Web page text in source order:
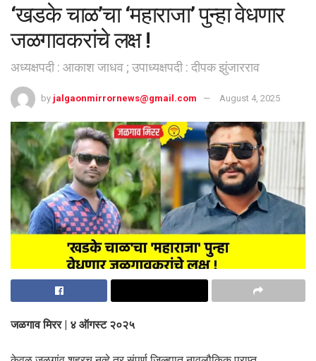
‘खडके चाळ’चा ‘महाराजा’ पुन्हा वेधणार
जळगावकरांचे लक्ष !
अध्यक्षपदी : आकाश जाधव ; उपाध्यक्षपदी : दीपक झुंजारराव
by jalgaonmirrornews@gmail.com August 4, 2025
जळगाव मिरर | ४ ऑगस्ट २०२५